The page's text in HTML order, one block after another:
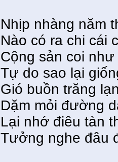
Nhịp nhàng năm
Nào có ra chi cái
Cộng sản coi
Tự do sao lại
Gió buồn trăng
Dặm mỏi đường
Lại nhớ điêu tàn
Tưởng nghe đâu